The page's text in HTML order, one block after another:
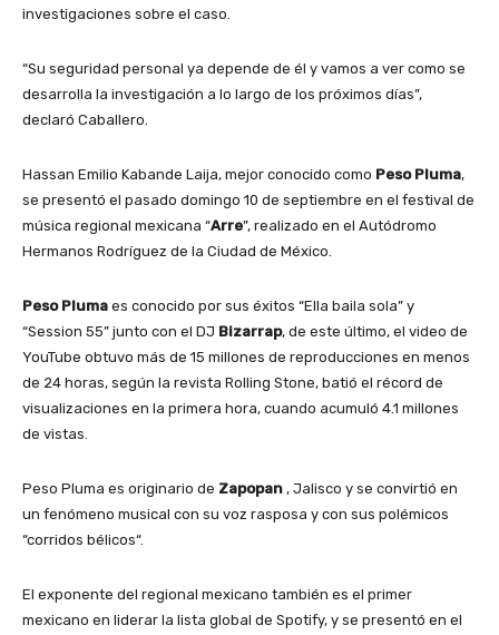
investigaciones sobre el caso.
“Su seguridad personal ya depende de él y vamos a ver como se
desarrolla la investigación a lo largo de los próximos días”,
declaró Caballero.
Hassan Emilio Kabande Laija, mejor conocido como Peso Pluma,
se presentó el pasado domingo 10 de septiembre en el festival de
música regional mexicana “Arre”, realizado en el Autódromo
Hermanos Rodríguez de la Ciudad de México.
Peso Pluma es conocido por sus éxitos “Ella baila sola” y
“Session 55” junto con el DJ Bizarrap, de este último, el video de
YouTube obtuvo más de 15 millones de reproducciones en menos
de 24 horas, según la revista Rolling Stone, batió el récord de
visualizaciones en la primera hora, cuando acumuló 4.1 millones
de vistas
Peso Pluma es originario de Zapopan , Jalisco y se convirtió en
un fenómeno musical con su voz rasposa y con sus polémicos
“corridos bélicos“.
El exponente del regional mexicano también es el primer
mexicano en liderar la lista global de Spotify, y se presentó en el